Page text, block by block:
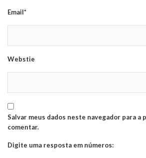
Email*
Webstie
Salvar meus dados neste navegador para a
comentar.
Digite uma resposta em números: